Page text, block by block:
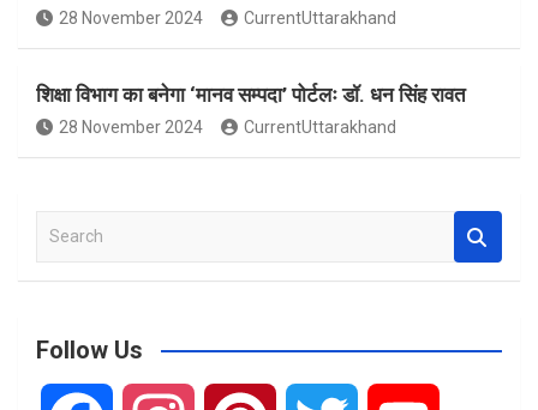
28 November 2024 CurrentUttarakhand
शिक्षा विभाग का बनेगा ‘मानव सम्पदा’ पोर्टलः डॉ. धन सिंह रावत
28 November 2024 CurrentUttarakhand
a
c
Follow Us